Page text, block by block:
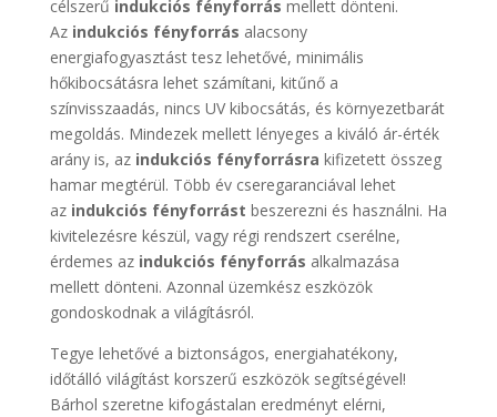
célszerű indukciós fényforrás mellett dönteni.
Azindukciós fényforrás alacsony
energiafogyasztást tesz lehetővé, minimális
hőkibocsátásra lehet számítani, kitűnő a
színvisszaadás, nincs UV kibocsátás, és környezetbarát
megoldás. Mindezek mellett lényeges a kiváló ár-érték
arány is, azindukciós fényforrásra kifizetett összeg
hamar megtérül. Több év cseregaranciával lehet
az indukciós fényforrást beszerezni és használni. Ha
kivitelezésre készül, vagy régi rendszert cserélne,
érdemes azindukciós fényforrás alkalmazása
mellett dönteni. Azonnal üzemkész eszközök
gondoskodnak a világításról.
Tegye lehetővé a biztonságos, energiahatékony,
időtálló világítást korszerű eszközök segítségével!
Bárhol szeretne kifogástalan eredményt elérni,